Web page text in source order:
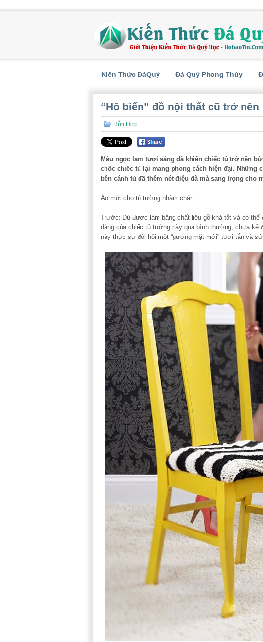
Kiến Thức ĐáQuý Đá Quý Phong Thủy
“Hô biến” đồ nội thất cũ trở
Hỗn Hợp
Màu ngọc lam tươi sáng đã khiến chiếc tủ trở nên
chốc chiếc tủ lại mang phong cách hiện đại. Những
bên cánh tủ đã thêm nét điệu đà mà sang trọng cho
Áo mới cho tủ tường nhàm chán
Trước: Dù được làm bằng chất liệu gỗ khá tốt và có
dáng của chiếc tủ tường này quá bình thường, chưa kể
này thực sự đòi hỏi một “gương mặt mới” tươi tắn và